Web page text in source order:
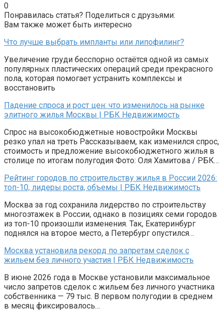
0
Понравилась статья? Поделиться с друзьями:
Вам также может быть интересно
Что лучше выбрать импланты или липофилинг?
Увеличение груди бесспорно остаётся одной из самых
популярных пластических операций среди прекрасного
пола, которая помогает устранить комплексы и
восстановить
Падение спроса и рост цен: что изменилось на рынке
элитного жилья Москвы | РБК Недвижимость
Спрос на высокобюджетные новостройки Москвы
резко упал на треть Рассказываем, как изменился спрос,
стоимость и предложение высокобюджетного жилья в
столице по итогам полугодия Фото: Оля Хамитова / РБК…
Рейтинг городов по строительству жилья в России 2026:
топ-10, лидеры роста, объемы | РБК Недвижимость
Москва за год сохранила лидерство по строительству
многоэтажек в России, однако в позициях семи городов
из топ-10 произошли изменения. Так, Екатеринбург
поднялся на второе место, а Петербург опустился…
Москва установила рекорд по запретам сделок с
жильем без личного участия | РБК Недвижимость
В июне 2026 года в Москве установили максимальное
число запретов сделок с жильем без личного участника
собственника — 79 тыс. В первом полугодии в среднем
в месяц фиксировалось…